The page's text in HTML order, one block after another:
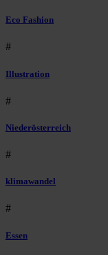
Eco Fashion
#
Illustration
#
Niederösterreich
#
klimawandel
#
Essen